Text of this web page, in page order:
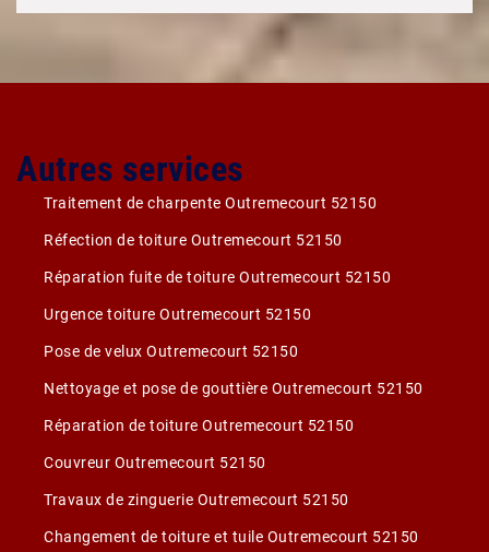
Autres services
Traitement de charpente Outremecourt 52150
Réfection de toiture Outremecourt 52150
Réparation fuite de toiture Outremecourt 52150
Urgence toiture Outremecourt 52150
Pose de velux Outremecourt 52150
Nettoyage et pose de gouttière Outremecourt 52150
Réparation de toiture Outremecourt 52150
Couvreur Outremecourt 52150
Travaux de zinguerie Outremecourt 52150
Changement de toiture et tuile Outremecourt 52150